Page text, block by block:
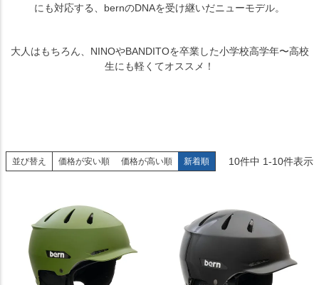
にも対応する、bernのDNAを受け継いだニューモデル。
大人はもちろん、NINOやBANDITOを卒業した小学校高学年〜高校
生にも軽くてオススメ！
並び替え 価格が安い順 価格が高い順 新着順 10件中 1-10件表示